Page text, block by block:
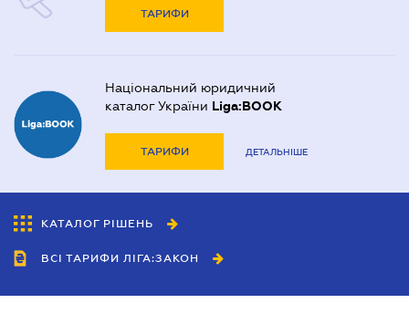
ТАРИФИ
Національний юридичний
каталог України Liga:BOOK
ТАРИФИ ДЕТАЛЬНІШЕ
КАТАЛОГ РІШЕНЬ
ВСІ ТАРИФИ ЛІГА:ЗАКОН